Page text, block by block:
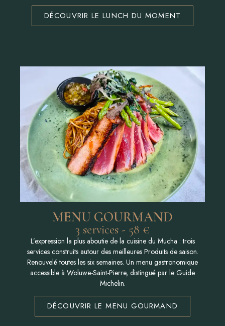
DÉCOUVRIR LE LUNCH DU MOMENT
MENU GOURMAND
3 services - 58 €
L’expression la plus aboutie de la cuisine du Mucha : trois
services construits autour des meilleures Produits de saison.
Renouvelé toutes les six semaines. Un menu gastronomique
accessible à Woluwe-Saint-Pierre, distingué par le Guide
Michelin.
DÉCOUVRIR LE MENU GOURMAND